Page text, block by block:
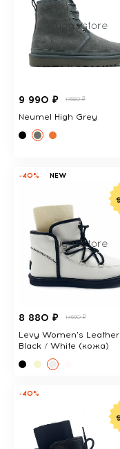
9 990 ₽ 17680 ₽
Neumel High Grey
-40% NEW
8 880 ₽ 14690 ₽
Levy Women's Leather
Black / White (кожа)
-40%